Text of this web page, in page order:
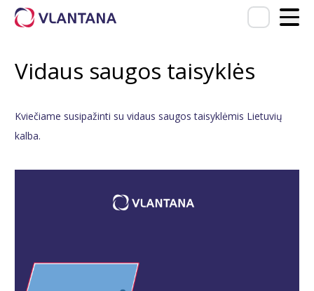
Vidaus saugos taisyklės
Kviečiame susipažinti su vidaus saugos taisyklėmis Lietuvių
kalba.